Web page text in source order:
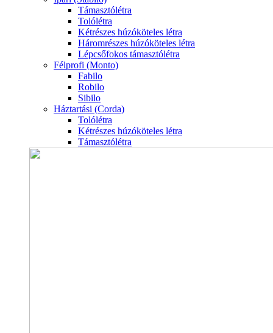
Támasztólétra
Tolólétra
Kétrészes húzóköteles létra
Háromrészes húzóköteles létra
Lépcsőfokos támasztólétra
Félprofi (Monto)
Fabilo
Robilo
Sibilo
Háztartási (Corda)
Tolólétra
Kétrészes húzóköteles létra
Támasztólétra